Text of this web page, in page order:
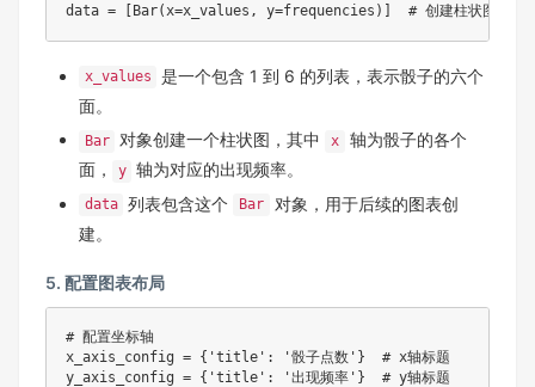
data = [Bar(x=x_values, y=frequencies)]  # 创建柱状图数据
x_values
是一个包含 1 到 6 的列表，表示骰子的六个
面。
Bar 对象创建一个柱状图，其中 x
轴为骰子的各个
面，
y 轴为对应的出现频率。
data 列表包含这个 Bar
对象，用于后续的图表创
建。
5. 配置图表布局
# 配置坐标轴
x_axis_config = {'title': '骰子点数'}  # x轴标题
y_axis_config = {'title': '出现频率'}  # y轴标题